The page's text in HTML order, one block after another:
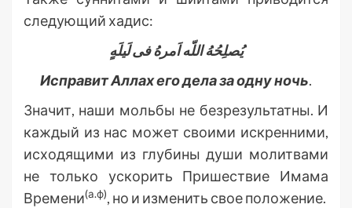
следующий хадис:
یُصلِحُهُ اللّه اَمرهُ فی لَیلَهٍ
Исправит Аллах его дела за одну ночь.
Значит, наши мольбы не безрезультатны. И
каждый из нас может своими искренними,
исходящими из глубины души молитвами
не только ускорить Пришествие Имама
Времени(а.ф), но и изменить свое положение.